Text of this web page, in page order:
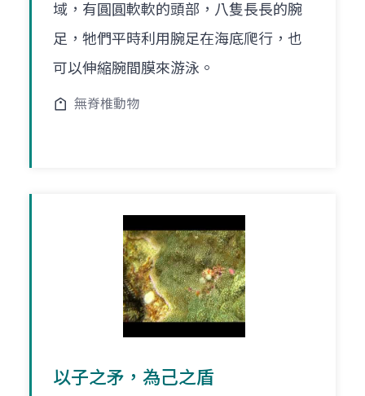
域，有圓圓軟軟的頭部，八隻長長的腕
足，牠們平時利用腕足在海底爬行，也
可以伸縮腕間膜來游泳。
無脊椎動物
以子之矛，為己之盾